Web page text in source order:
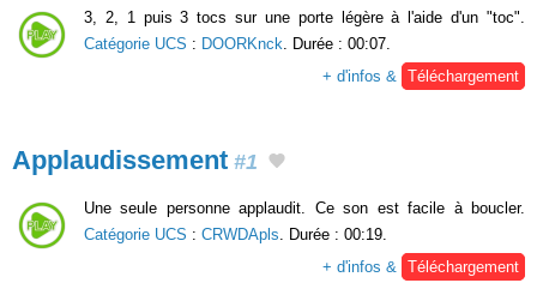
3, 2, 1 puis 3 tocs sur une porte légère à l'aide d'un "toc".
Catégorie UCS : DOORKnck . Durée : 00:07.
+ d'infos &
Téléchargement
Applaudissement #1
Une seule personne applaudit. Ce son est facile à boucler.
Catégorie UCS : CRWDApls. Durée : 00:19.
+ d'infos & Téléchargement